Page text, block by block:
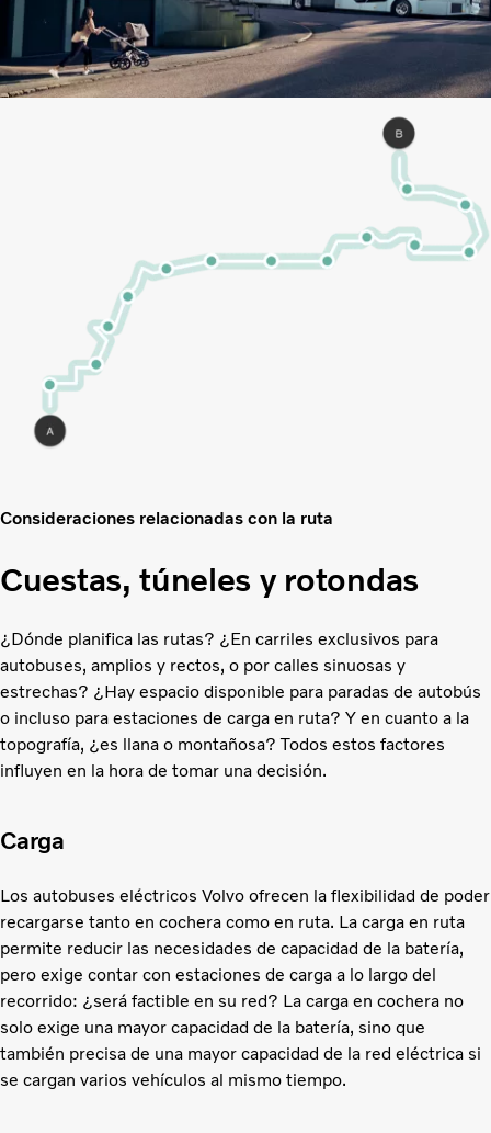
Consideraciones relacionadas con la ruta
Cuestas, túneles y rotondas
¿Dónde planifica las rutas? ¿En carriles exclusivos para
autobuses, amplios y rectos, o por calles sinuosas y
estrechas? ¿Hay espacio disponible para paradas de autobús
o incluso para estaciones de carga en ruta? Y en cuanto a la
topografía, ¿es llana o montañosa? Todos estos factores
influyen en la hora de tomar una decisión.
Carga
Los autobuses eléctricos Volvo ofrecen la flexibilidad de poder
recargarse tanto en cochera como en ruta. La carga en ruta
permite reducir las necesidades de capacidad de la batería,
pero exige contar con estaciones de carga a lo largo del
recorrido: ¿será factible en su red? La carga en cochera no
solo exige una mayor capacidad de la batería, sino que
también precisa de una mayor capacidad de la red eléctrica si
se cargan varios vehículos al mismo tiempo.